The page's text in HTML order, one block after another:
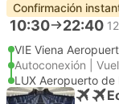
Confirmación
10:30 22:40
VIE Viena
Autoconexión |
LUX Aeropuerto